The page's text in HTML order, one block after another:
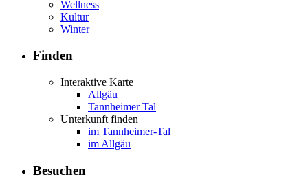
Wellness
Kultur
Winter
Finden
Interaktive Karte
Allgäu
Tannheimer Tal
Unterkunft finden
im Tannheimer-Tal
im Allgäu
Besuchen